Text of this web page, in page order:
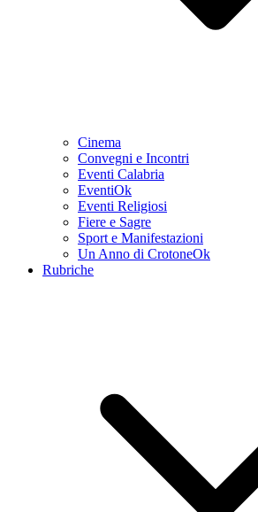
Cinema
Convegni e Incontri
Eventi Calabria
EventiOk
Eventi Religiosi
Fiere e Sagre
Sport e Manifestazioni
Un Anno di CrotoneOk
Rubriche